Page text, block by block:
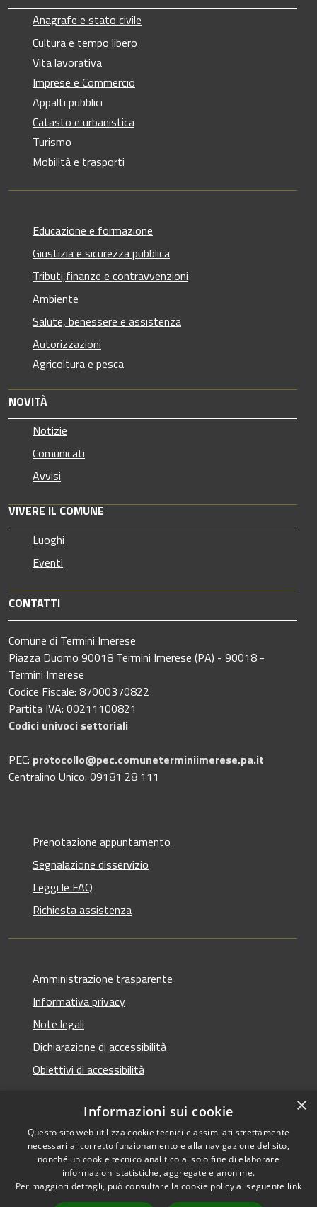
Anagrafe e stato civile
Cultura e tempo libero
Vita lavorativa
Imprese e Commercio
Appalti pubblici
Catasto e urbanistica
Turismo
Mobilità e trasporti
Educazione e formazione
Giustizia e sicurezza pubblica
Tributi,finanze e contravvenzioni
Ambiente
Salute, benessere e assistenza
Autorizzazioni
Agricoltura e pesca
NOVITÀ
Notizie
Comunicati
Avvisi
VIVERE IL COMUNE
Luoghi
Eventi
CONTATTI
Comune di Termini Imerese
Piazza Duomo 90018 Termini Imerese (PA) - 90018 -
Termini Imerese
Codice Fiscale: 87000370822
Partita IVA: 00211100821
Codici univoci settoriali
PEC: protocollo@pec.comuneterminiimerese.pa.it
Centralino Unico: 09181 28 111
Prenotazione appuntamento
Segnalazione disservizio
Leggi le FAQ
Richiesta assistenza
Amministrazione trasparente
Informativa privacy
Note legali
Dichiarazione di accessibilità
Obiettivi di accessibilità
RSS
Accessibilità
Cookie
Copyright © 2026 • Comune di
Termini Imerese • Powered
byMunicipium•
redazione
×
Informazioni sui cookie
Questo sito web utilizza cookie tecnici e assimilati strettamente
necessari al corretto funzionamento e alla navigazione del sito,
nonché un cookie tecnico analitico al solo fine di elaborare
informazioni statistiche, aggregate e anonime.
Per maggiori dettagli, può consultare la cookie policy al seguente link